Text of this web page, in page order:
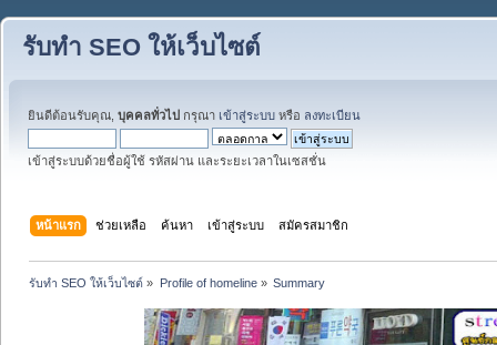
รับทำ SEO ให้เว็บไซต์
ยินดีต้อนรับคุณ, บุคคลทั่วไป กรุณา เข้าสู่ระบบ หรือ ลงทะเบียน
เข้าสู่ระบบด้วยชื่อผู้ใช้ รหัสผ่าน และระยะเวลาในเซสชั่น
หน้าแรก ช่วยเหลือ ค้นหา เข้าสู่ระบบ สมัครสมาชิก
รับทำ SEO ให้เว็บไซต์ » Profile of homeline» Summary